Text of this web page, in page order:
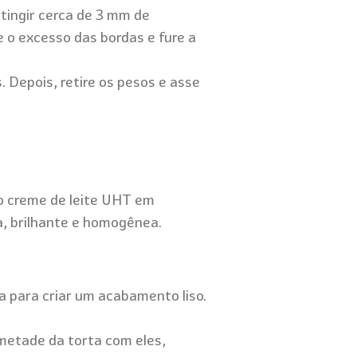
cerca de 3 mm de
excesso das bordas e fure a
Depois, retire os pesos e asse
de leite UHT em
brilhante e homogênea.
para criar um acabamento liso.
da torta com eles,